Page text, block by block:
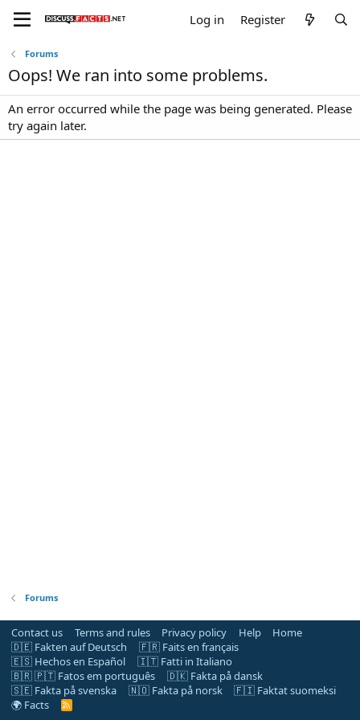
Log in Register
Forums
Oops! We ran into some problems.
An error occurred while the page was being generated. Please
try again later.
Forums
Contact us Terms and rules Privacy policy Help
Home
🇩🇪 Fakten auf Deutsch
🇫🇷 Faits en français
🇪🇸 Hechos en Español
🇮🇹 Fatti in Italiano
🇧🇷 🇵🇹 Fatos em português
🇩🇰 Fakta på dansk
🇸🇪 Fakta på svenska
🇳🇴 Fakta på norsk
🇫🇮 Faktat suomeksi
🌍 Facts
R